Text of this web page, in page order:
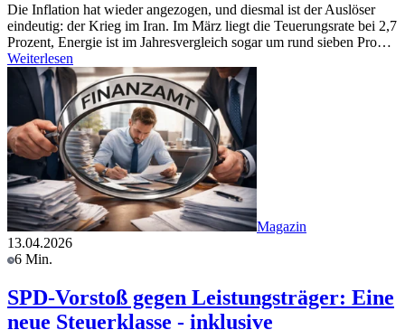
Die Inflation hat wieder angezogen, und diesmal ist der Auslöser
eindeutig: der Krieg im Iran. Im März liegt die Teuerungsrate bei 2,7
Prozent, Energie ist im Jahresvergleich sogar um rund sieben Pro…
Weiterlesen
Magazin
13.04.2026
6 Min.
SPD-Vorstoß gegen Leistungsträger: Eine
neue Steuerklasse - inklusive